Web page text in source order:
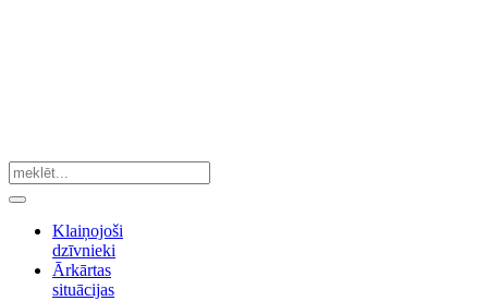
Klaiņojoši
dzīvnieki
Ārkārtas
situācijas